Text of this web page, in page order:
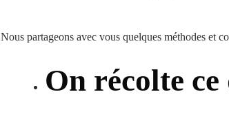
Nous partageons avec vous quelques méthodes et
On récolte ce